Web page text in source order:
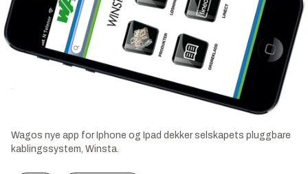
Wagos nye app for Iphone og Ipad dekker selskapets pluggbare
kablingssystem, Winsta.